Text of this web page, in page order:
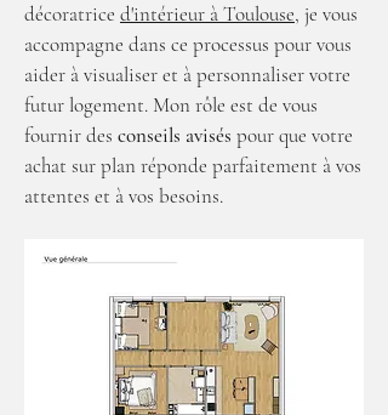
décoratrice d'intérieur à Toulouse, je vous
accompagne dans ce processus pour vous
aider à visualiser et à personnaliser votre
futur logement. Mon rôle est de vous
fournir des conseils avisés pour que votre
achat sur plan réponde parfaitement à vos
attentes et à vos besoins.